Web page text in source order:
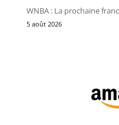
WNBA : La prochaine
5 août 2026